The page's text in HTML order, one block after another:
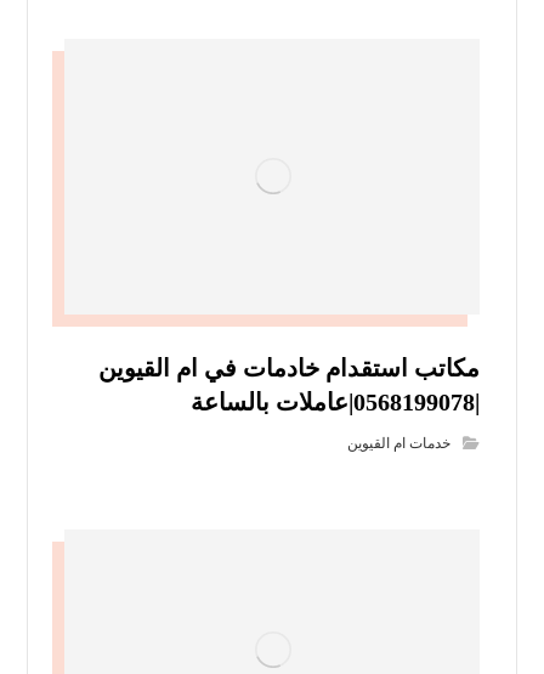
مكاتب استقدام خادمات في ام القيوين
|0568199078|عاملات بالساعة
خدمات ام القيوين